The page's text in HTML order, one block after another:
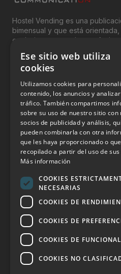
Hostel Vending es una
bimensual y que está
exclusivamente, a los
del “Vending”; nombre con el
genéricamente entre
productos y servicios a través
INFORMACIÓN LEGAL
Aviso Legal
Política de Privacidad
Política de Cookies
Política de calidad y seguridad
Contacto
DOSSIER Y CONTRATACIÓN
Dossier 2026 (ES)
Ese sitio web utiliza
cookies
Utilizamos cookies para
contenido, los anuncios y
tráfico. También compartimos
sobre su uso de nuestro sitio con
socios de publicidad y análisis,
pueden combinarla con otra
que les haya proporcionado o
recopilado a partir del uso de
Más información
COOKIES
NECESARIAS
COOKIES DE
COOKIES DE
COOKIES DE
COOKIES NO